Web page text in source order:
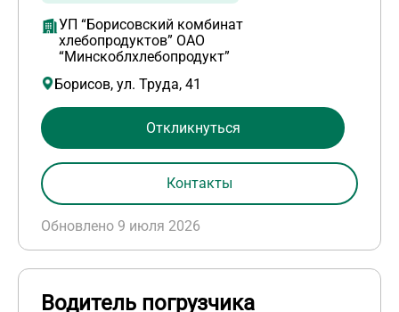
УП “Борисовский комбинат
хлебопродуктов” ОАО
“Минскоблхлебопродукт”
Борисов, ул. Труда, 41
Обновлено 9 июля 2026
Откликнуться
Контакты
Водитель погрузчика